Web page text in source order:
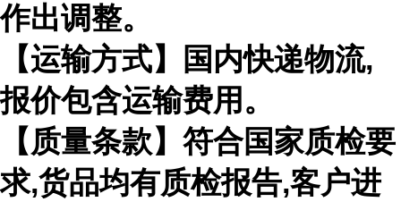
作出调整。
【运输方式】国内快递物流,
报价包含运输费用。
【质量条款】符合国家质检要
求,货品均有质检报告,客户进